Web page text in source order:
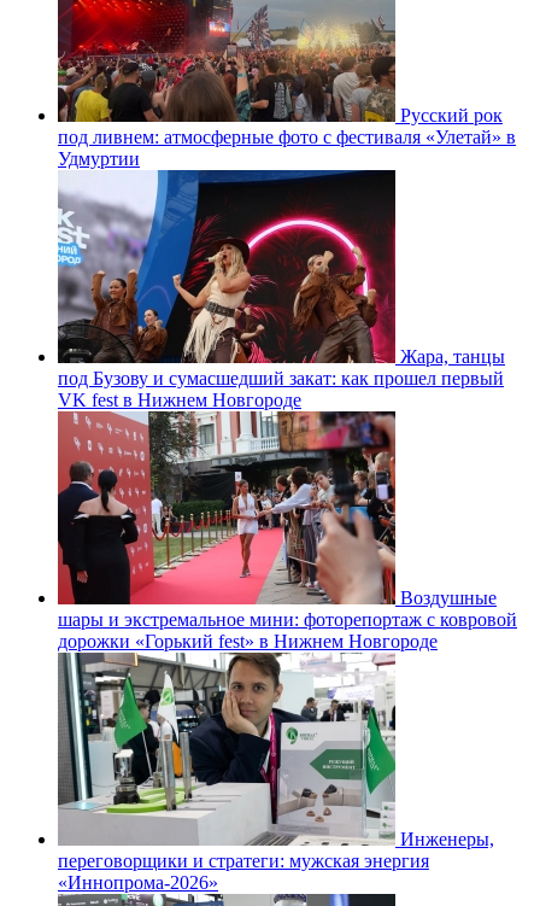
Русский рок
под ливнем: атмосферные фото с фестиваля «Улетай» в
Удмуртии
Жара, танцы
под Бузову и сумасшедший закат: как прошел первый
VK fest в Нижнем Новгороде
Воздушные
шары и экстремальное мини: фоторепортаж с ковровой
дорожки «Горький fest» в Нижнем Новгороде
Инженеры,
переговорщики и стратеги: мужская энергия
«Иннопрома-2026»